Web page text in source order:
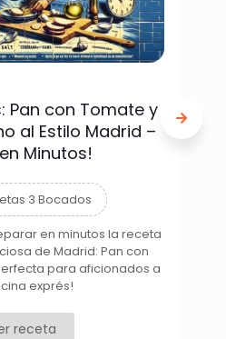
Pan con Tomate y
al Estilo Madrid –
Minutos!
3 Bocados
en minutos la receta
de Madrid: Pan con
para aficionados a
exprés!
receta